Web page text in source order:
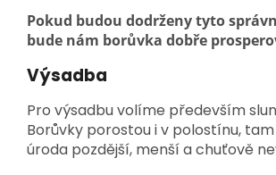
Pokud budou dodrženy tyto
bude nám borůvka dobře
Výsadba
Pro výsadbu volíme především
Borůvky porostou i v polostínu,
úroda pozdější, menší a chuťově